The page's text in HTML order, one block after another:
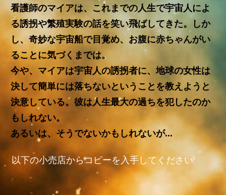
看護師のマイアは、これまでの人生で宇宙人によ
る誘拐や繁殖実験の話を笑い飛ばしてきた。しか
し、奇妙な宇宙船で目覚め、お腹に赤ちゃんがい
ることに気づくまでは。
今や、マイアは宇宙人の誘拐者に、地球の女性は
決して簡単には落ちないということを教えようと
決意している。彼は人生最大の過ちを犯したのか
もしれない。
あるいは、そうでないかもしれないが…
以下の小売店からコピーを入手してください: